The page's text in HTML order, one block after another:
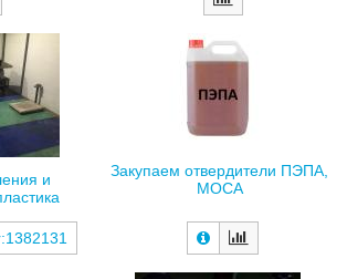
и
Закупаем отвердители ПЭПА,
МОСА